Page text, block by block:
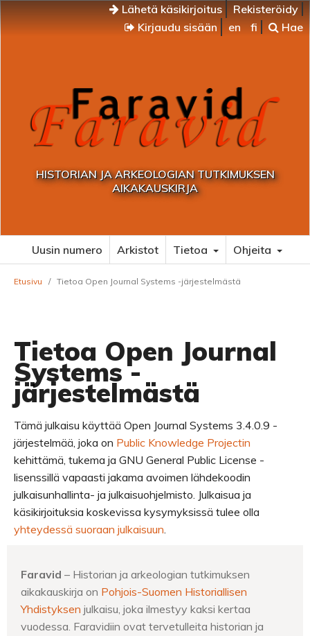
Lähetä käsikirjoitus
Rekisteröidy
Kirjaudu sisään
en fi Hae
HISTORIAN JA ARKEOLOGIAN TUTKIMUKSEN
AIKAKAUSKIRJA
Uusin numero Arkistot Tietoa Ohjeita
Etusivu / Tietoa Open Journal Systems -järjestelmästä
Tietoa Open Journal
Systems -
järjestelmästä
Tämä julkaisu käyttää Open Journal Systems 3.4.0.9 -
järjestelmää, joka on Public Knowledge Projectin
kehittämä, tukema ja GNU General Public License -
lisenssillä vapaasti jakama avoimen lähdekoodin
julkaisunhallinta- ja julkaisuohjelmisto. Julkaisua ja
käsikirjoituksia koskevissa kysymyksissä tulee olla
yhteydessä suoraan julkaisuun.
Faravid – Historian ja arkeologian tutkimuksen
aikakauskirja on Pohjois-Suomen Historiallisen
Yhdistyksen julkaisu, joka ilmestyy kaksi kertaa
vuodessa. Faravidiin ovat tervetulleita historian ja